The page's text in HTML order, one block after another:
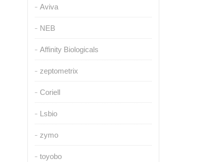
Aviva
NEB
Affinity Biologicals
zeptometrix
Coriell
Lsbio
zymo
toyobo